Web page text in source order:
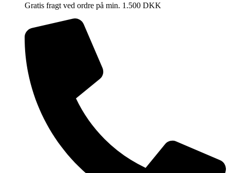
Gratis fragt ved ordre på min. 1.500 DKK